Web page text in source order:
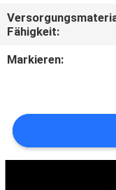
FÄLLE
SIE
EIN
ANGEBOT
Fähigkeit:
Markieren: